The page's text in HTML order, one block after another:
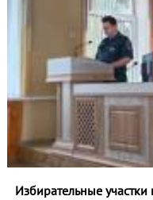
Избирательные